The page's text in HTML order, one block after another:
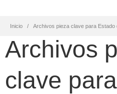
Inicio Archivos pieza clave para Estado
Archivos
clave